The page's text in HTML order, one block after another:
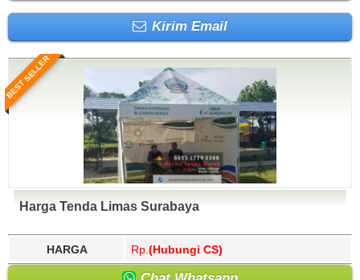
Kirim Email
BEST SELLER
Harga Tenda Limas Surabaya
HARGA Rp. (Hubungi CS)